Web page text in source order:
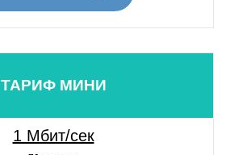
ТАРИФ МИНИ
1 Мбит/сек